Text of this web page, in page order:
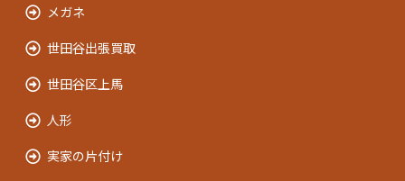
メガネ
世田谷出張買取
世田谷区上馬
人形
実家の片付け